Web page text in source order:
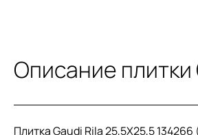
Описание плитки
Плитка Gaudi Rila 25,5X25,5